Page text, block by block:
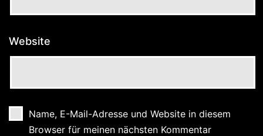
Website
Name, E-Mail-Adresse und Website in diesem
Browser für meinen nächsten Kommentar